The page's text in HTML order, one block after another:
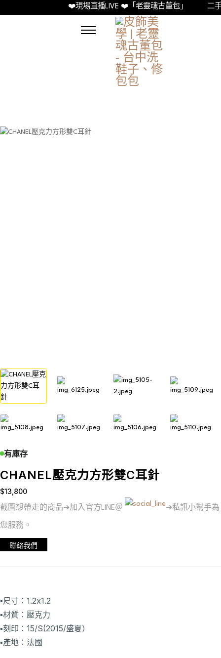
❤️現場直播LIVE ❤️「老靈魂古董包」 二
有庫存
CHANEL壓克力方形雙C耳針
$13,800
截圖想帶走的商品➔加入官方LINE＠ ➔私訊小幫手為
您服務。
聯絡我們
▪️尺寸：1.2x1.2
▪️材質：壓克力
▪️刻印：15/S(2015/盛夏）
▪️產地：法國